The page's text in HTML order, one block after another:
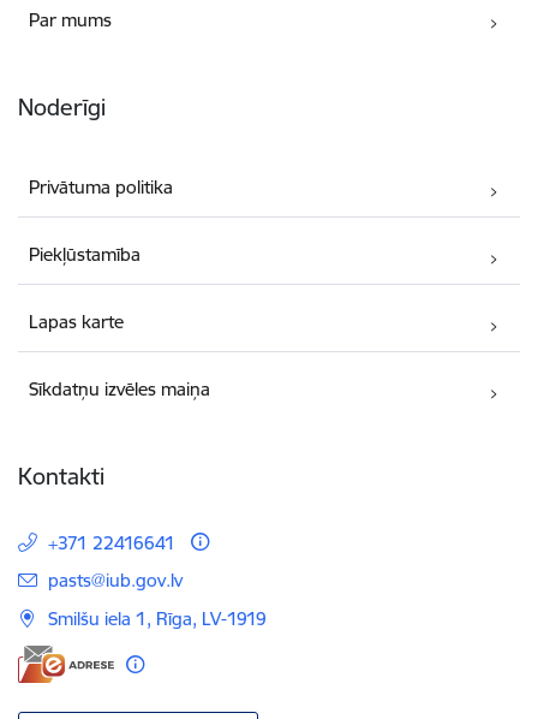
Par mums
Noderīgi
Privātuma politika
Piekļūstamība
Lapas karte
Sīkdatņu izvēles maiņa
Kontakti
+371 22416641
E-pasts:
pasts@iub.gov.lv
Smilšu iela 1, Rīga, LV-1919